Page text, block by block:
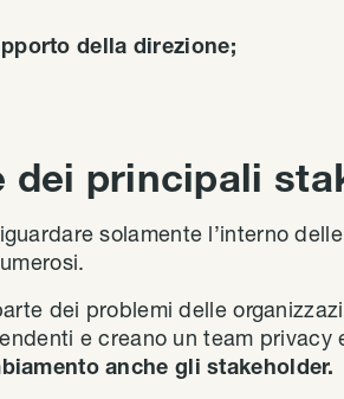
della direzione;
dei principali
solamente l’interno
dei problemi delle
e creano un team privacy
anche gli stakeholder.